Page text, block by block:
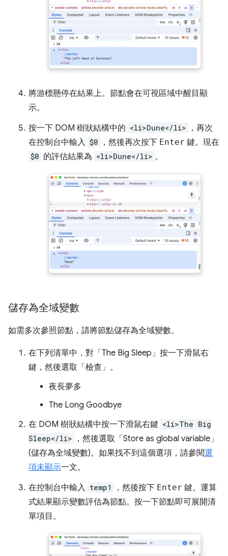
將游標懸停在結果上。節點會在可視區域中醒目顯
示。
按一下 DOM 樹狀結構中的 <li>Dune</li>
，再次
在控制台中輸入 $0 ，然後再次按下 Enter 鍵。現在
$0 的評估結果為 <li>Dune</li> 。
儲存為全域變數
如需多次參照節點，請將節點儲存為全域變數。
在下列清單中，對「The Big Sleep」 按一下滑鼠右
鍵，然後選取「檢查」 。
夜長夢多
The Long Goodbye
在 DOM 樹狀結構中按一下滑鼠右鍵 <li>The Big
Sleep</li>
，然後選取「Store as global variable」
(儲存為全域變數)。如果找不到這個選項，請參閱選
項未顯示一文。
在控制台中輸入 temp1 ，然後按下 Enter 鍵。運算
式結果顯示變數評估為節點。按一下節點即可展開清
單項目。